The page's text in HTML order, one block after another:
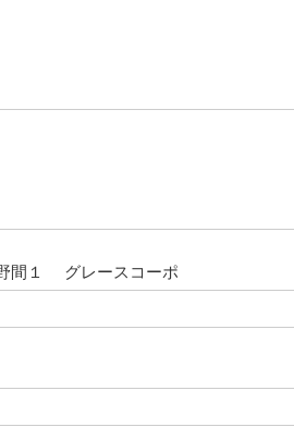
間１ グレースコーポ